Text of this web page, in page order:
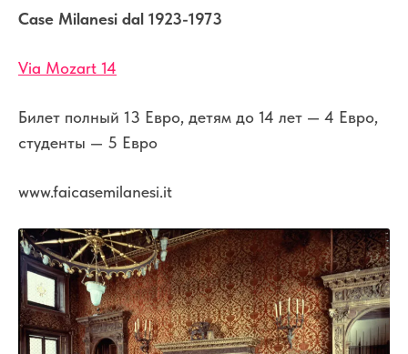
Case Milanesi dal 1923-1973
Via Mozart 14
Билет полный 13 Евро, детям до 14 лет — 4 Евро,
студенты — 5 Евро
www.faicasemilanesi.it